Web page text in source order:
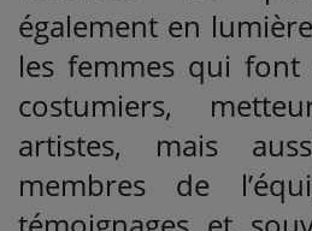
également en
les femmes qui font
costumiers,
artistes, mais
membres de